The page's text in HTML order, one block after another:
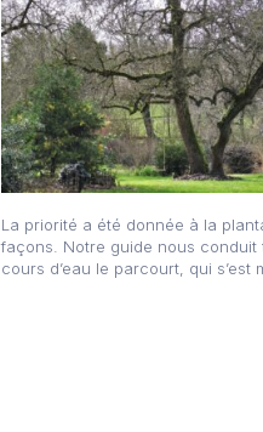
La priorité a été donnée à la
façons. Notre guide nous conduit
cours d’eau le parcourt, qui